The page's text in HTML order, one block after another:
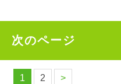
次のページ
1 2 >